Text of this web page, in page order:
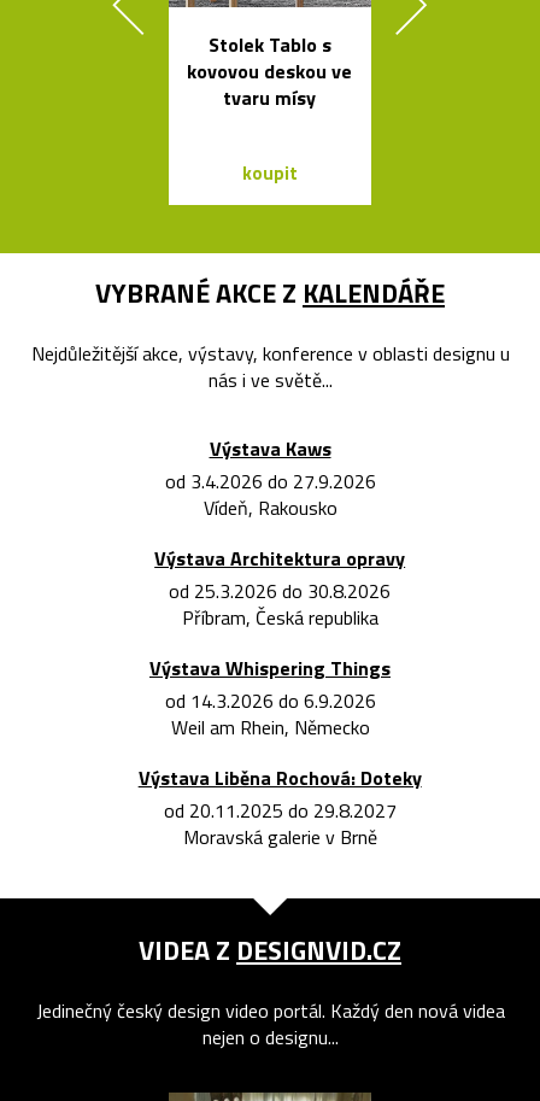
Stolek Tablo s
kovovou deskou ve
tvaru mísy
koupit
VYBRANÉ AKCE Z KALENDÁŘE
Nejdůležitější akce, výstavy, konference v oblasti designu u
nás i ve světě...
Výstava Kaws
od 3.4.2026 do 27.9.2026
Vídeň, Rakousko
Výstava Architektura opravy
od 25.3.2026 do 30.8.2026
Příbram, Česká republika
Výstava Whispering Things
od 14.3.2026 do 6.9.2026
Weil am Rhein, Německo
Výstava Liběna Rochová: Doteky
od 20.11.2025 do 29.8.2027
Moravská galerie v Brně
VIDEA Z DESIGNVID.CZ
Jedinečný český design video portál. Každý den nová videa
nejen o designu...